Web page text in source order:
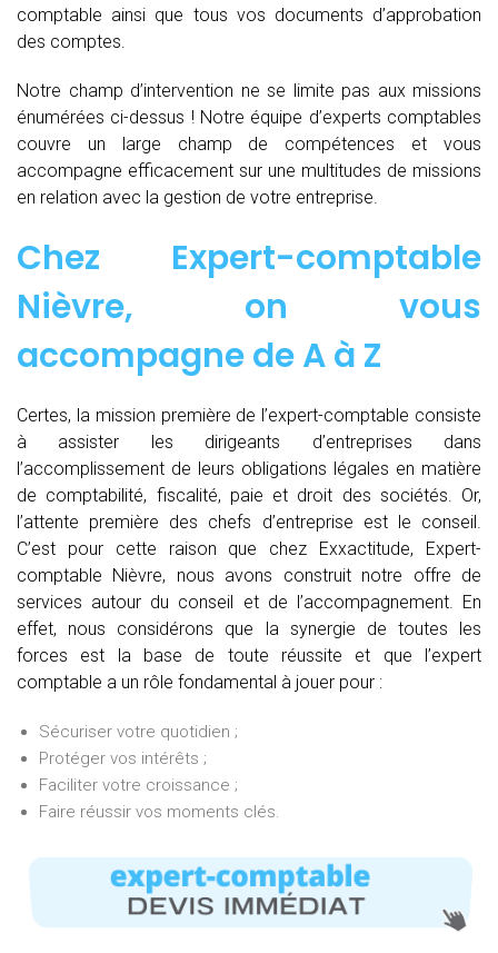
comptable ainsi que tous vos documents d’approbation
des comptes.
Notre champ d’intervention ne se limite pas aux missions
énumérées ci-dessus ! Notre équipe d’experts comptables
couvre un large champ de compétences et vous
accompagne efficacement sur une multitudes de missions
en relation avec la gestion de votre entreprise.
Chez Expert-comptable
Nièvre, on vous
accompagne deA à Z
Certes, la mission première de l’expert-comptable consiste
à assister les dirigeants d’entreprises dans
l’accomplissement de leurs obligations légales en matière
de comptabilité, fiscalité, paie et droit des sociétés. Or,
l’attente première des chefs d’entreprise est le conseil.
C’est pour cette raison que chez Exxactitude, Expert-
comptable Nièvre, nous avons construit notre offre de
services autour du conseil et de l’accompagnement. En
effet, nous considérons que la synergie de toutes les
forces est la base de toute réussite et que l’expert
comptable a un rôle fondamental à jouer pour :
Sécuriser votre quotidien ;
Protéger vos intérêts ;
Faciliter votre croissance ;
Faire réussir vos moments clés.